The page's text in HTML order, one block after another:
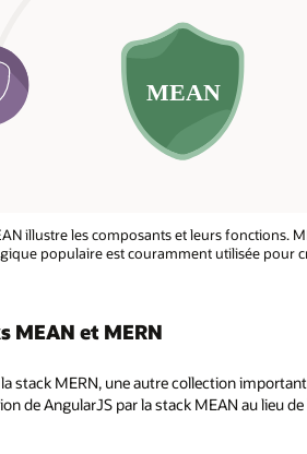
illustre les composants et leurs fonctions.
populaire est couramment utilisée pour
MEAN et MERN
stack MERN, une autre collection
de AngularJS par la stack MEAN au lieu